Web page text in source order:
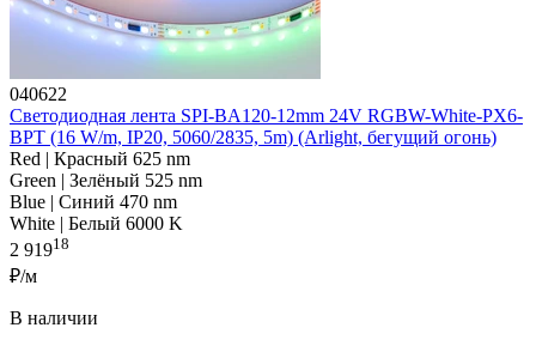
040622
Светодиодная лента SPI-BA120-12mm 24V RGBW-White-PX6-
BPT (16 W/m, IP20, 5060/2835, 5m) (Arlight, бегущий огонь)
Red | Красный 625 nm
Green | Зелёный 525 nm
Blue | Синий 470 nm
White | Белый 6000 K
2 91918
₽/м
В наличии